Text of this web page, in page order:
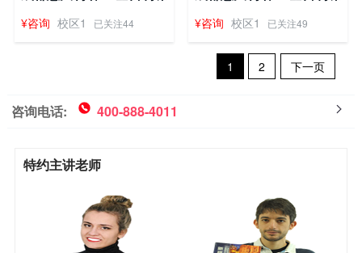
程
¥咨询 校区1 已关注44
程
¥咨询 校区1 已关注49
1 2 下一页
咨询电话: 400-888-4011
特约主讲老师